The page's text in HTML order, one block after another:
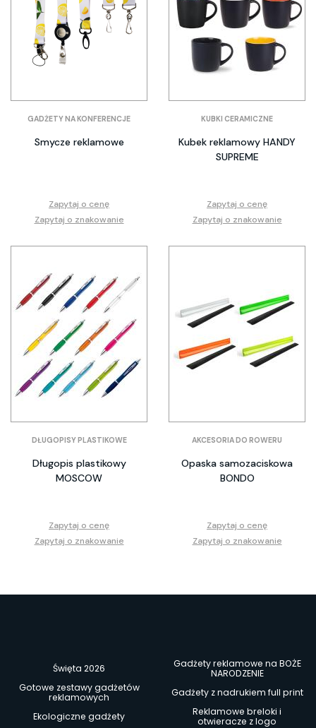
GADŻETY NA KONFERENCJE
Smycze reklamowe
Zapytaj o cenę
Zapytaj o znakowanie
KUBKI CERAMICZNE
Kubek reklamowy HANDY
SUPREME
Zapytaj o cenę
Zapytaj o znakowanie
DŁUGOPISY PLASTIKOWE
Długopis plastikowy
MOSCOW
Zapytaj o cenę
Zapytaj o znakowanie
AKCESORIA DO ROWERU
Opaska samozaciskowa
BONDO
Zapytaj o cenę
Zapytaj o znakowanie
Święta 2026
Gadżety reklamowe na BOŻE
NARODZENIE
Gotowe zestawy gadżetów
reklamowych
Gadżety z nadrukiem full print
Ekologiczne gadżety
Reklamowe breloki i
otwieracze z logo